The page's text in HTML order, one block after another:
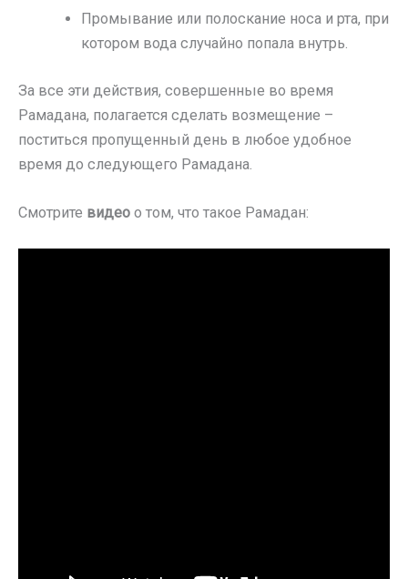
Промывание или полоскание носа и рта, при
котором вода случайно попала внутрь.
За все эти действия, совершенные во время
Рамадана, полагается сделать возмещение –
поститься пропущенный день в любое удобное
время до следующего Рамадана.
Смотрите видео о том, что такое Рамадан: